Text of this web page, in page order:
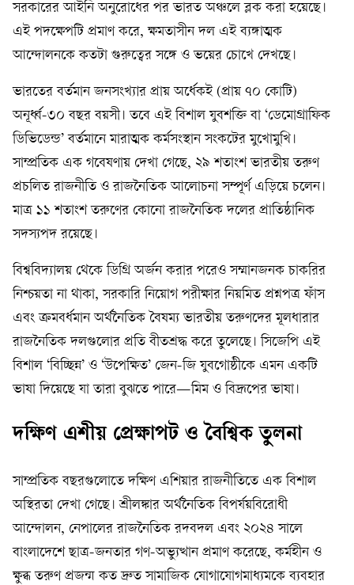
সরকারের আইনি অনুরোধের পর ভারত অঞ্চলে ব্লক করা হয়েছে।
এই পদক্ষেপটি প্রমাণ করে, ক্ষমতাসীন দল এই ব্যঙ্গাত্মক
আন্দোলনকে কতটা গুরুত্বের সঙ্গে ও ভয়ের চোখে দেখছে।
ভারতের বর্তমান জনসংখ্যার প্রায় অর্ধেকই (প্রায় ৭০ কোটি)
অনূর্ধ্ব-৩০ বছর বয়সী। তবে এই বিশাল যুবশক্তি বা ‘ডেমোগ্রাফিক
ডিভিডেন্ড’ বর্তমানে মারাত্মক কর্মসংস্থান সংকটের মুখোমুখি।
সাম্প্রতিক এক গবেষণায় দেখা গেছে, ২৯ শতাংশ ভারতীয় তরুণ
প্রচলিত রাজনীতি ও রাজনৈতিক আলোচনা সম্পূর্ণ এড়িয়ে চলেন।
মাত্র ১১ শতাংশ তরুণের কোনো রাজনৈতিক দলের প্রাতিষ্ঠানিক
সদস্যপদ রয়েছে।
বিশ্ববিদ্যালয় থেকে ডিগ্রি অর্জন করার পরেও সম্মানজনক চাকরির
নিশ্চয়তা না থাকা, সরকারি নিয়োগ পরীক্ষার নিয়মিত প্রশ্নপত্র ফাঁস
এবং ক্রমবর্ধমান অর্থনৈতিক বৈষম্য ভারতীয় তরুণদের মূলধারার
রাজনৈতিক দলগুলোর প্রতি বীতশ্রদ্ধ করে তুলেছে। সিজেপি এই
বিশাল ‘বিচ্ছিন্ন’ ও ‘উপেক্ষিত’ জেন-জি যুবগোষ্ঠীকে এমন একটি
ভাষা দিয়েছে যা তারা বুঝতে পারে—মিম ও বিদ্রূপের ভাষা।
দক্ষিণ এশীয় প্রেক্ষাপট ও বৈশ্বিক তুলনা
সাম্প্রতিক বছরগুলোতে দক্ষিণ এশিয়ার রাজনীতিতে এক বিশাল
অস্থিরতা দেখা গেছে। শ্রীলঙ্কার অর্থনৈতিক বিপর্যয়বিরোধী
আন্দোলন, নেপালের রাজনৈতিক রদবদল এবং ২০২৪ সালে
বাংলাদেশে ছাত্র-জনতার গণ-অভ্যুত্থান প্রমাণ করেছে, কর্মহীন ও
ক্ষুব্ধ তরুণ প্রজন্ম কত দ্রুত সামাজিক যোগাযোগমাধ্যমকে ব্যবহার